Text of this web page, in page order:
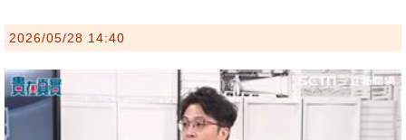
2026/05/28 14:40